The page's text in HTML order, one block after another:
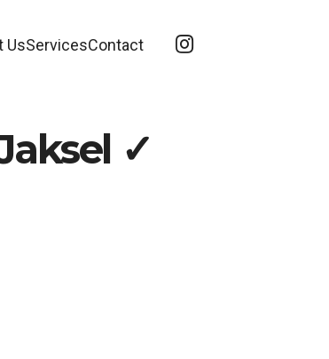
UsServicesContact
✓